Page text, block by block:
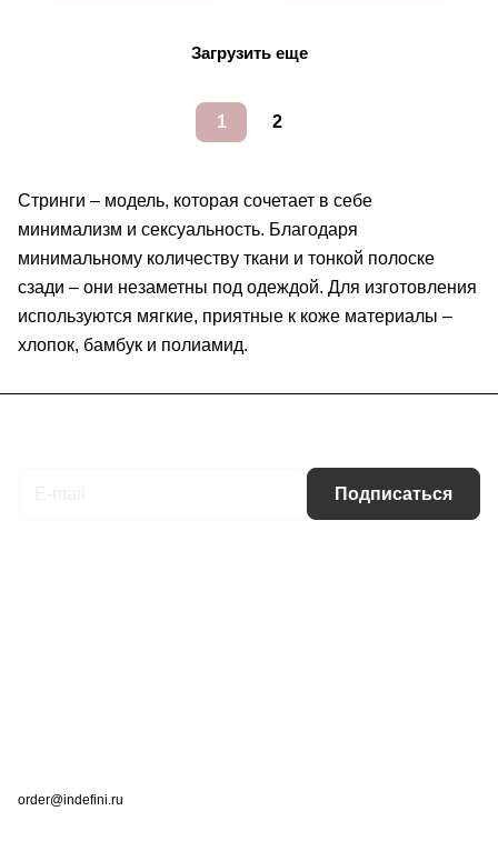
Загрузить еще
1 2
Стринги – модель, которая сочетает в себе
минимализм и сексуальность. Благодаря
минимальному количеству ткани и тонкой полоске
сзади – они незаметны под одеждой. Для изготовления
используются мягкие, приятные к коже материалы –
хлопок, бамбук и полиамид.
Подписаться
order@indefini.ru